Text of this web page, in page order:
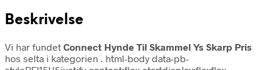
Beskrivelse
Vi har fundet Connect Hynde Til Skammel Ys Skarp Pris
hos selta i kategorien . html-body data-pb-